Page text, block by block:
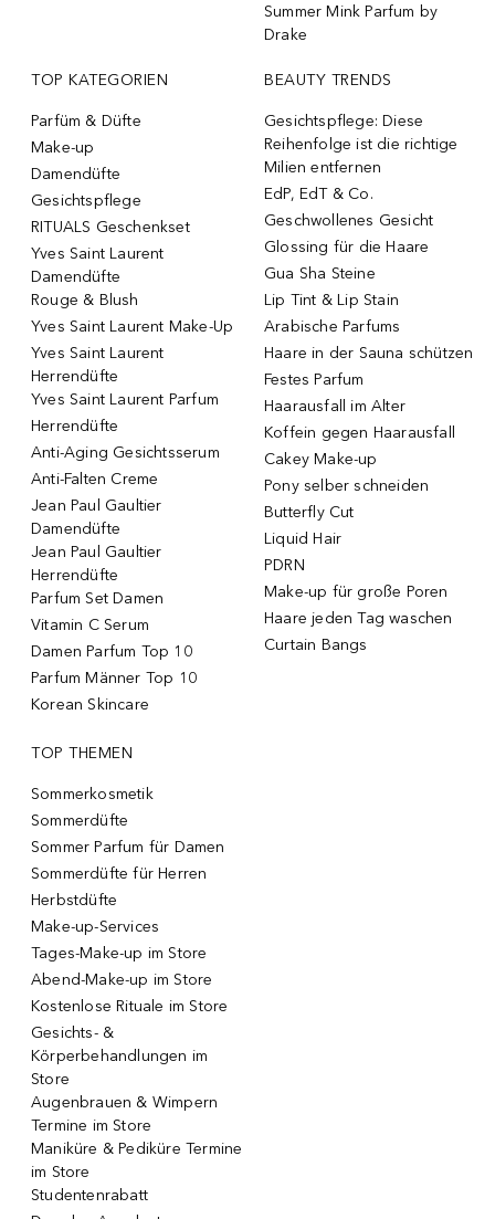
Summer Mink Parfum by
Drake
TOP KATEGORIEN
Parfüm & Düfte
Make-up
Damendüfte
Gesichtspflege
RITUALS Geschenkset
Yves Saint Laurent
Damendüfte
Rouge & Blush
Yves Saint Laurent Make-Up
Yves Saint Laurent
Herrendüfte
Yves Saint Laurent Parfum
Herrendüfte
Anti-Aging Gesichtsserum
Anti-Falten Creme
Jean Paul Gaultier
Damendüfte
Jean Paul Gaultier
Herrendüfte
Parfum Set Damen
Vitamin C Serum
Damen Parfum Top 10
Parfum Männer Top 10
Korean Skincare
BEAUTY TRENDS
Gesichtspflege: Diese
Reihenfolge ist die richtige
Milien entfernen
EdP, EdT & Co.
Geschwollenes Gesicht
Glossing für die Haare
Gua Sha Steine
Lip Tint & Lip Stain
Arabische Parfums
Haare in der Sauna schützen
Festes Parfum
Haarausfall im Alter
Koffein gegen Haarausfall
Cakey Make-up
Pony selber schneiden
Butterfly Cut
Liquid Hair
PDRN
Make-up für große Poren
Haare jeden Tag waschen
Curtain Bangs
TOP THEMEN
Sommerkosmetik
Sommerdüfte
Sommer Parfum für Damen
Sommerdüfte für Herren
Herbstdüfte
Make-up-Services
Tages-Make-up im Store
Abend-Make-up im Store
Kostenlose Rituale im Store
Gesichts- &
Körperbehandlungen im
Store
Augenbrauen & Wimpern
Termine im Store
Maniküre & Pediküre Termine
im Store
Studentenrabatt